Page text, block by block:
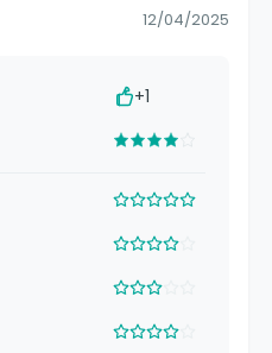
12/04/2025
+1